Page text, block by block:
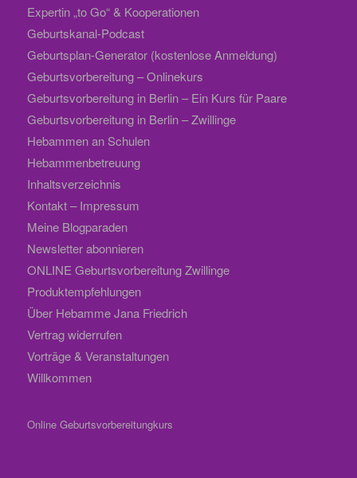
Expertin „to Go“ & Kooperationen
Geburtskanal-Podcast
Geburtsplan-Generator (kostenlose Anmeldung)
Geburtsvorbereitung – Onlinekurs
Geburtsvorbereitung in Berlin – Ein Kurs für Paare
Geburtsvorbereitung in Berlin – Zwillinge
Hebammen an Schulen
Hebammenbetreuung
Inhaltsverzeichnis
Kontakt – Impressum
Meine Blogparaden
Newsletter abonnieren
ONLINE Geburtsvorbereitung Zwillinge
Produktempfehlungen
Über Hebamme Jana Friedrich
Vertrag widerrufen
Vorträge & Veranstaltungen
Willkommen
Online Geburtsvorbereitungkurs